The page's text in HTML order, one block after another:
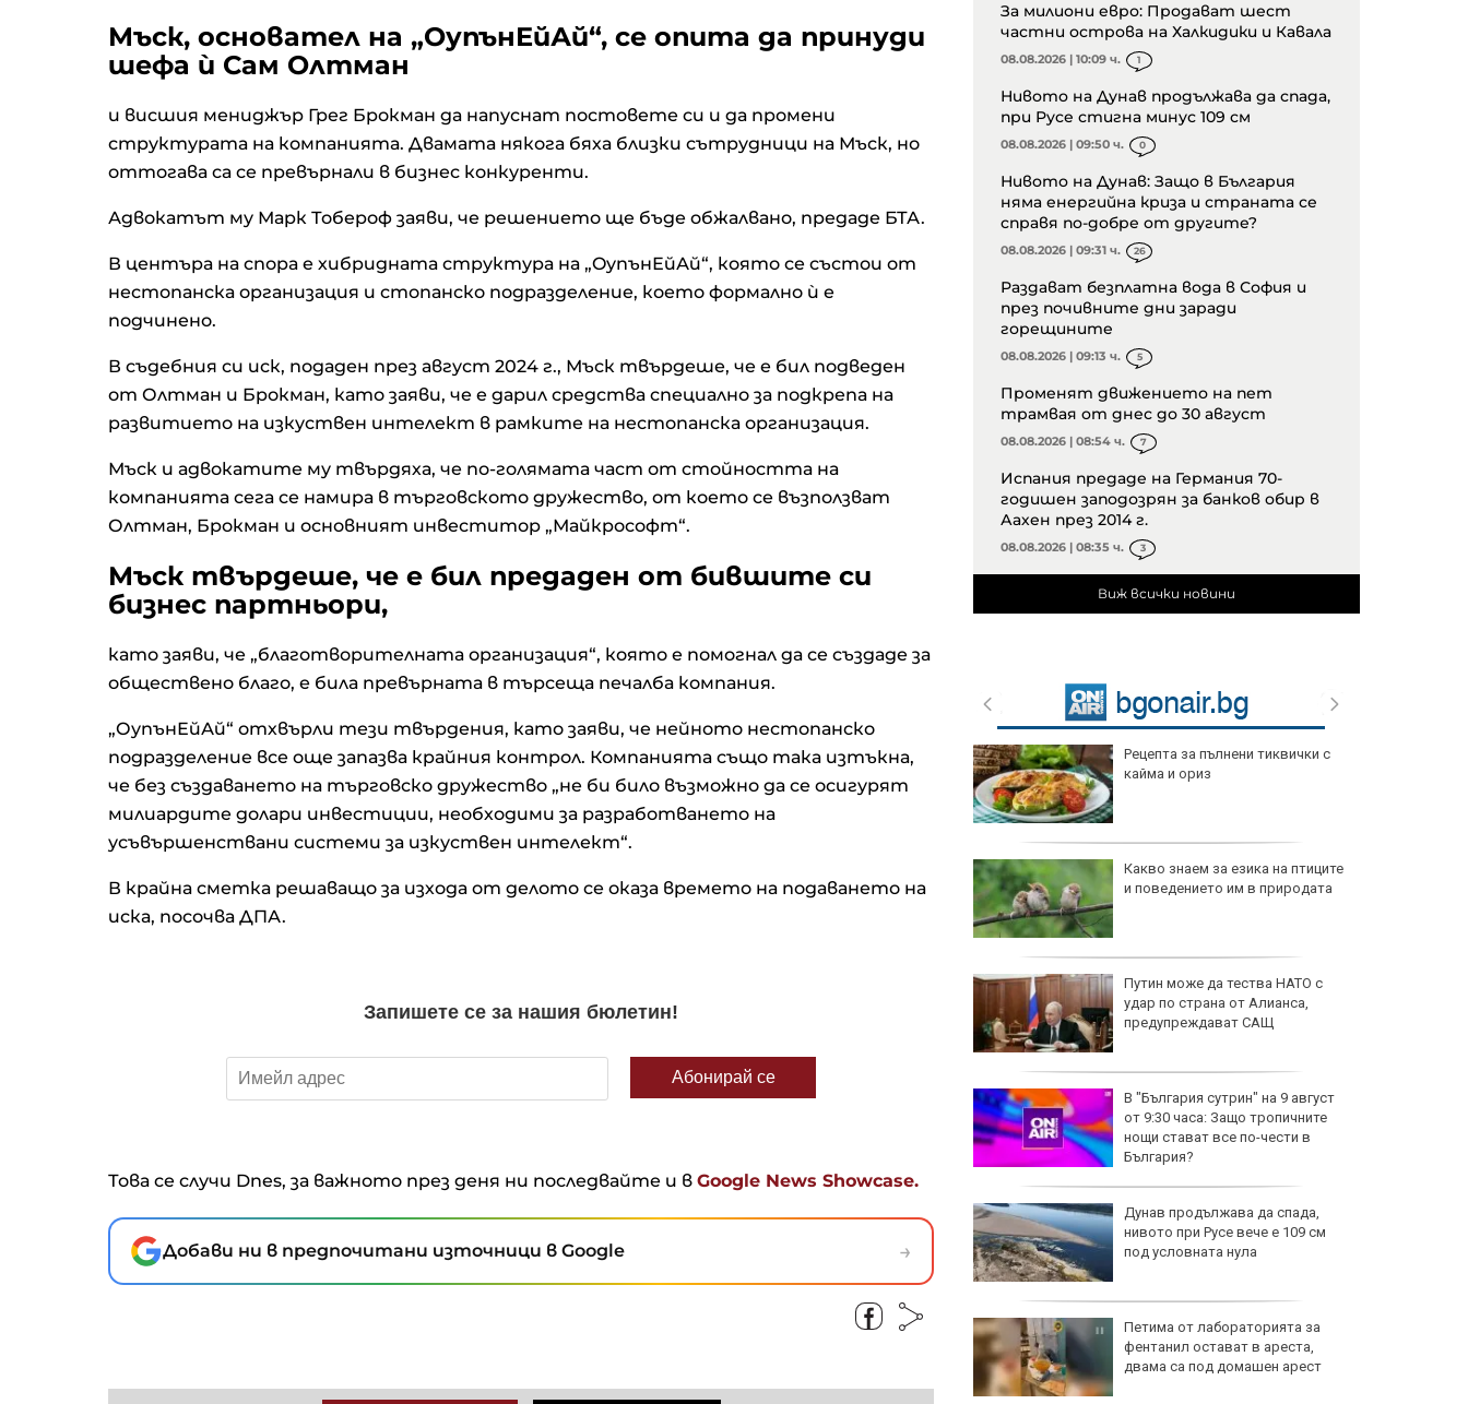
Мъск, основател на „OупънЕйАй“, се опита да принуди
шефа ѝ Сам Олтман
и висшия мениджър Грег Брокман да напуснат постовете си и да промени
структурата на компанията. Двамата някога бяха близки сътрудници на Мъск, но
оттогава са се превърнали в бизнес конкуренти.
Адвокатът му Марк Тобероф заяви, че решението ще бъде обжалвано, предаде БТА.
В центъра на спора е хибридната структура на „OупънЕйАй“, която се състои от
нестопанска организация и стопанско подразделение, което формално ѝ е
подчинено.
В съдебния си иск, подаден през август 2024 г., Мъск твърдеше, че е бил подведен
от Олтман и Брокман, като заяви, че е дарил средства специално за подкрепа на
развитието на изкуствен интелект в рамките на нестопанска организация.
Мъск и адвокатите му твърдяха, че по-голямата част от стойността на
компанията сега се намира в търговското дружество, от което се възползват
Олтман, Брокман и основният инвеститор „Майкрософт“.
Мъск твърдеше, че е бил предаден от бившите си
бизнес партньори,
като заяви, че „благотворителната организация“, която е помогнал да се създаде за
обществено благо, е била превърната в търсеща печалба компания.
„ОупънЕйАй“ отхвърли тези твърдения, като заяви, че нейното нестопанско
подразделение все още запазва крайния контрол. Компанията също така изтъкна,
че без създаването на търговско дружество „не би било възможно да се осигурят
милиардите долари инвестиции, необходими за разработването на
усъвършенствани системи за изкуствен интелект“.
В крайна сметка решаващо за изхода от делото се оказа времето на подаването на
иска, посочва ДПА.
Това се случи Dnes, за важното през деня ни последвайте и в Google News Showcase.
Добави ни в предпочитани източници в Google →
За милиони евро: Продават шест
частни острова на Халкидики и Кавала
08.08.2026 | 10:09 ч. 1
Нивото на Дунав продължава да спада,
при Русе стигна минус 109 см
08.08.2026 | 09:50 ч. 0
Нивото на Дунав: Защо в България
няма енергийна криза и страната се
справя по-добре от другите?
08.08.2026 | 09:31 ч. 26
Раздават безплатна вода в София и
през почивните дни заради
горещините
08.08.2026 | 09:13 ч. 5
Променят движението на пет
трамвая от днес до 30 август
08.08.2026 | 08:54 ч. 7
Испания предаде на Германия 70-
годишен заподозрян за банков обир в
Аахен през 2014 г.
08.08.2026 | 08:35 ч. 3
Виж всички новини
Има четирима ранени при
Киев
Сърбия на фона на
Фед трябва да започне да се
Кадър на деня за 7 август
Рецепта за пълнени тиквички с
кайма и ориз
Какво знаем за езика на птиците
и поведението им в природата
Путин може да тества НАТО с
удар по страна от Алианса,
предупреждават САЩ
В "България сутрин" на 9 август
от 9:30 часа: Защо тропичните
нощи стават все по-чести в
България?
Дунав продължава да спада,
нивото при Русе вече е 109 см
под условната нула
Петима от лабораторията за
фентанил остават в ареста,
двама са под домашен арест